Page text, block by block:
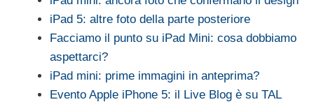
iPad 5: altre foto della parte posteriore
Facciamo il punto su iPad Mini: cosa dobbiamo
aspettarci?
iPad mini: prime immagini in anteprima?
Evento Apple iPhone 5: il Live Blog è su TAL